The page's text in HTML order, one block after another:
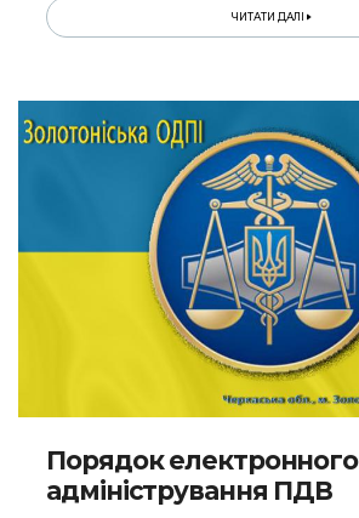
ЧИТАТИ ДАЛІ
Порядок електронного
адміністрування ПДВ